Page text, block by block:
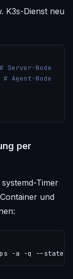
K3s-Dienst neu
# Server-Node
# Agent-Node
per
Timer
und
-a -q --state